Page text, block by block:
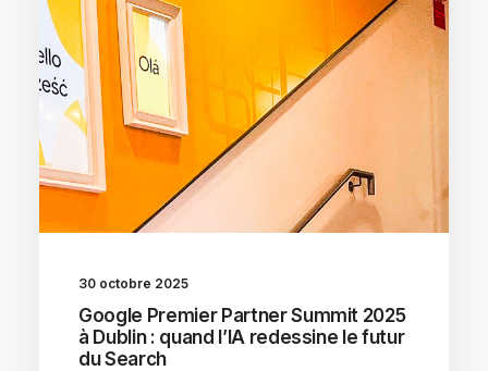
30 octobre 2025
Google Premier Partner Summit 2025
à Dublin : quand l’IA redessine le futur
du Search